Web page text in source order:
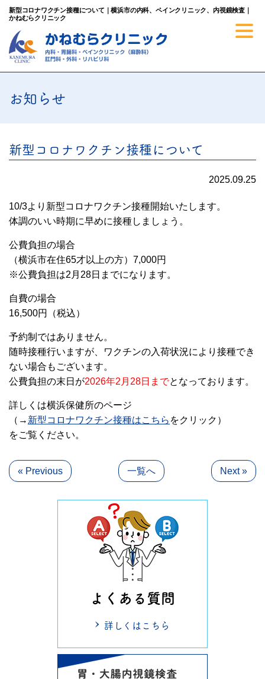
新型コロナワクチン接種について｜横浜市の内科、ペインクリニック、内視鏡検査｜
かねむらクリニック
お知らせ
新型コロナワクチン接種について
2025.09.25
10/3より新型コロナワクチン接種開始いたします。
体調のいい時期に早めに接種しましょう。
公費負担の場合
（横浜市在住65才以上の方）7,000円
※公費負担は2月28日までになります。
自費の場合
16,500円（税込）
予約制ではありません。
随時接種行いますが、ワクチンの入荷状況により接種でき
ない場合もございます。
公費負担の末日が2026年2月28日までとなっております。
詳しくは横浜保健所のページ
（→ 新型コロナワクチン接種はこちら をクリック）
をご覧ください。
« Previous 一覧へ Next »
よくある質問
詳しくはこちら